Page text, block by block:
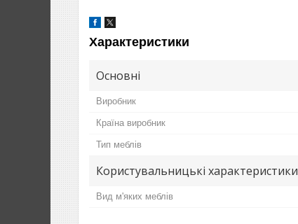
Характеристики
Основні
Виробник
Країна виробник
Тип меблів
Користувальницькі характеристики
Вид м'яких меблів